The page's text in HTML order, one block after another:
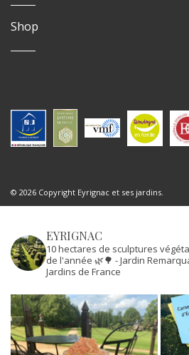
Shop
© 2026 Copyright Eyrignac et ses jardins.
EYRIGNAC
10 hectares de sculptures
de l'année 🌿🌳 - Jardin
Jardins de France